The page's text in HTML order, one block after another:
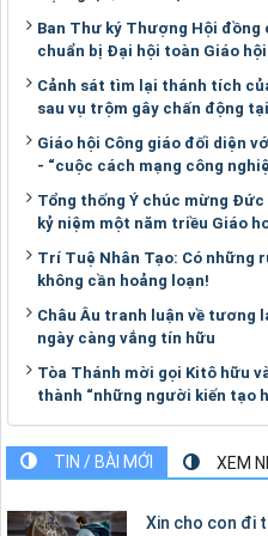
Ban Thư ký Thượng Hội đồng
chuẩn bị Đại hội toàn Giáo hội
Cảnh sát tìm lại thánh tích
sau vụ trộm gây chấn động
Giáo hội Công giáo đối diện
- “cuộc cách mạng công
Tổng thống Ý chúc mừng Đức
kỷ niệm một năm triều Giáo
Trí Tuệ Nhân Tạo: Có những
không cần hoảng loạn!
Châu Âu tranh luận về tương
ngày càng vắng tín hữu
Tòa Thánh mời gọi Kitô hữu
thành “những người kiến tạo
TIN / BÀI MỚI XEM
Xin cho con đi